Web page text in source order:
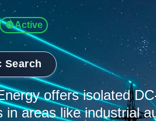
Active
Search
offers isolated
in areas like industrial